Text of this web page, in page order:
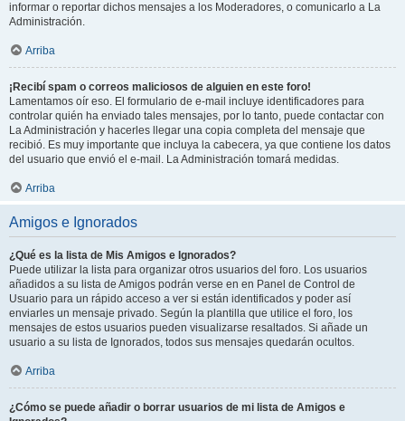
informar o reportar dichos mensajes a los Moderadores, o comunicarlo a La
Administración.
Arriba
¡Recibí spam o correos maliciosos de alguien en este foro!
Lamentamos oír eso. El formulario de e-mail incluye identificadores para
controlar quién ha enviado tales mensajes, por lo tanto, puede contactar con
La Administración y hacerles llegar una copia completa del mensaje que
recibió. Es muy importante que incluya la cabecera, ya que contiene los datos
del usuario que envió el e-mail. La Administración tomará medidas.
Arriba
Amigos e Ignorados
¿Qué es la lista de Mis Amigos e Ignorados?
Puede utilizar la lista para organizar otros usuarios del foro. Los usuarios
añadidos a su lista de Amigos podrán verse en en Panel de Control de
Usuario para un rápido acceso a ver si están identificados y poder así
enviarles un mensaje privado. Según la plantilla que utilice el foro, los
mensajes de estos usuarios pueden visualizarse resaltados. Si añade un
usuario a su lista de Ignorados, todos sus mensajes quedarán ocultos.
Arriba
¿Cómo se puede añadir o borrar usuarios de mi lista de Amigos e